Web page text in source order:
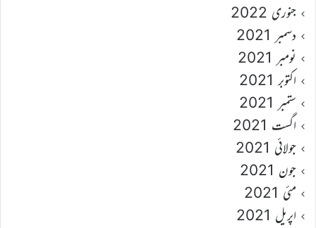
جنوری 2022
دسمبر 2021
نومبر 2021
اکتوبر 2021
ستمبر 2021
اگست 2021
جولائی 2021
جون 2021
مئی 2021
اپریل 2021